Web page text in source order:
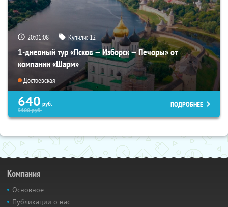
20:01:06 Купили:12
1-дневный тур «Псков — Изборск — Печоры» от
компании «Шарм»
Достоевская
640 руб.
5100руб.
ПОДРОБНЕЕ
Компания
Основное
Публикации о нас